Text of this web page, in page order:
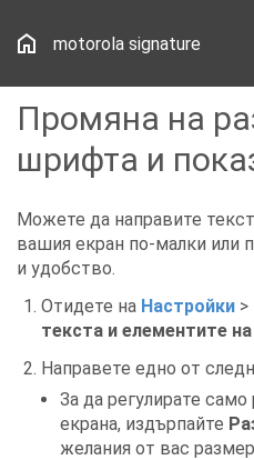
motorola signature
Промяна на
шрифта и
Можете да направите
вашия екран по-малки или
и удобство.
Отидете на Настройки >
текста и елементите
Направете едно от
За да регулирате
екрана, издърпайте
желания от вас